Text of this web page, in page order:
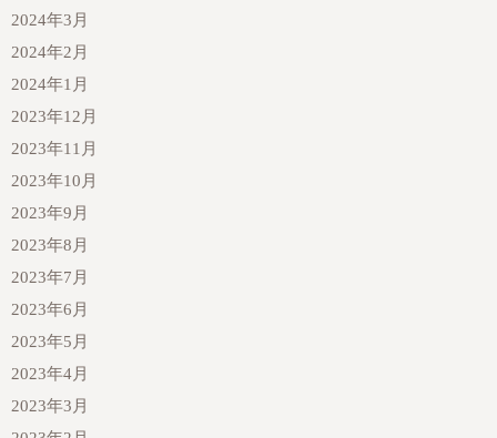
2024年3月
2024年2月
2024年1月
2023年12月
2023年11月
2023年10月
2023年9月
2023年8月
2023年7月
2023年6月
2023年5月
2023年4月
2023年3月